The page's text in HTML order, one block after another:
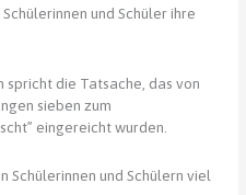
und Schüler ihre
die Tatsache, das von
sieben zum
eingereicht wurden.
Schülerinnen und Schülern viel